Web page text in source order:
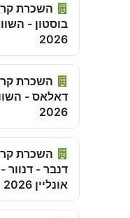
בוסטון -
2026
דאלאס -
2026
דנבר - דנוור
אונליין 2026